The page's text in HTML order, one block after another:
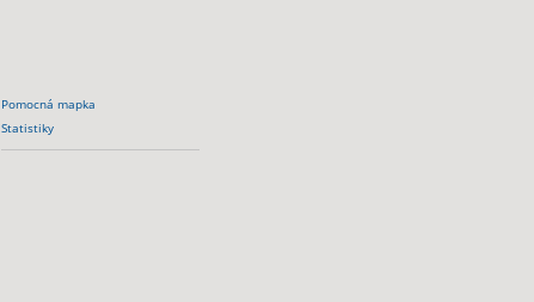
Pomocná mapka
Statistiky